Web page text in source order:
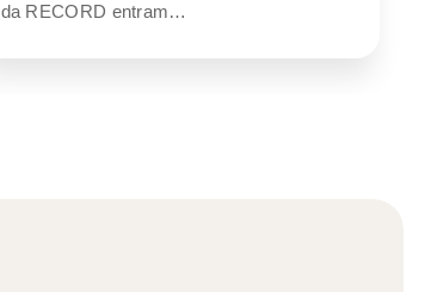
da RECORD entram…